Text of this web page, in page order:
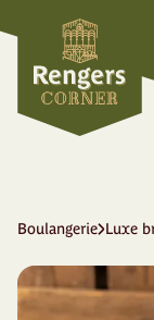
Boulangerie Luxe